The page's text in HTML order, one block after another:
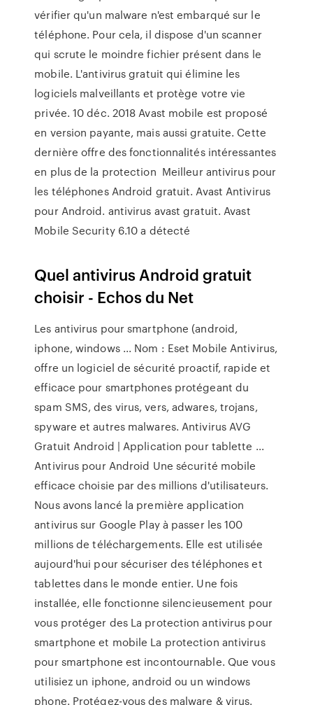
vérifier qu'un malware n'est embarqué sur le
téléphone. Pour cela, il dispose d'un scanner
qui scrute le moindre fichier présent dans le
mobile. L'antivirus gratuit qui élimine les
logiciels malveillants et protège votre vie
privée. 10 déc. 2018 Avast mobile est proposé
en version payante, mais aussi gratuite. Cette
dernière offre des fonctionnalités intéressantes
en plus de la protection Meilleur antivirus pour
les téléphones Android gratuit. Avast Antivirus
pour Android. antivirus avast gratuit. Avast
Mobile Security 6.10 a détecté
Quel antivirus Android gratuit
choisir - Echos du Net
Les antivirus pour smartphone (android,
iphone, windows ... Nom : Eset Mobile Antivirus,
offre un logiciel de sécurité proactif, rapide et
efficace pour smartphones protégeant du
spam SMS, des virus, vers, adwares, trojans,
spyware et autres malwares. Antivirus AVG
Gratuit Android | Application pour tablette ...
Antivirus pour Android Une sécurité mobile
efficace choisie par des millions d'utilisateurs.
Nous avons lancé la première application
antivirus sur Google Play à passer les 100
millions de téléchargements. Elle est utilisée
aujourd'hui pour sécuriser des téléphones et
tablettes dans le monde entier. Une fois
installée, elle fonctionne silencieusement pour
vous protéger des La protection antivirus pour
smartphone et mobile La protection antivirus
pour smartphone est incontournable. Que vous
utilisiez un iphone, android ou un windows
phone. Protégez-vous des malware & virus.